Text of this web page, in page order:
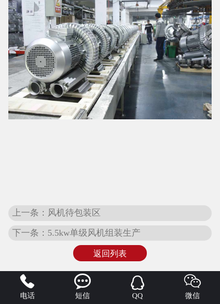
上一条：风机待包装区
下一条：5.5kw单级风机组装生产
返回列表

电话

短信

QQ

微信